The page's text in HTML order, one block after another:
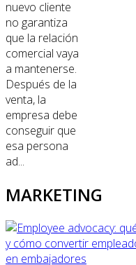
nuevo cliente
no garantiza
que la relación
comercial vaya
a mantenerse.
Después de la
venta, la
empresa debe
conseguir que
esa persona
ad...
MARKETING